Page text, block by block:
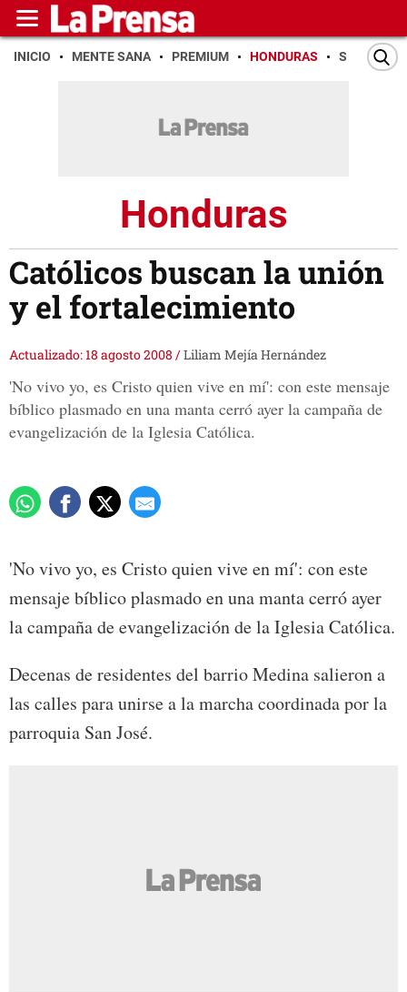
INICIO MENTE SANA PREMIUM HONDURAS SAN PEDRO
Honduras
Católicos buscan la unión
y el fortalecimiento
Actualizado: 18 agosto 2008 /Liliam Mejía Hernández
'No vivo yo, es Cristo quien vive en mí': con este mensaje
bíblico plasmado en una manta cerró ayer la campaña de
evangelización de la Iglesia Católica.
'No vivo yo, es Cristo quien vive en mí': con este
mensaje bíblico plasmado en una manta cerró ayer
la campaña de evangelización de la Iglesia Católica.
Decenas de residentes del barrio Medina salieron a
las calles para unirse a la marcha coordinada por la
parroquia San José.